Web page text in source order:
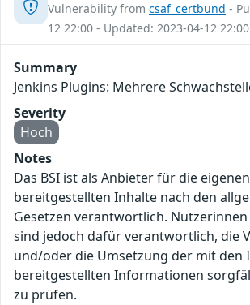
Vulnerability from csaf_certbund -
12 22:00 - Updated: 2023-04-12 22:00
Summary
Jenkins Plugins: Mehrere
Severity
Hoch
Notes
Das BSI ist als Anbieter für die
bereitgestellten Inhalte nach den
Gesetzen verantwortlich.
sind jedoch dafür verantwortlich, die
und/oder die Umsetzung der mit den
bereitgestellten Informationen
zu prüfen.